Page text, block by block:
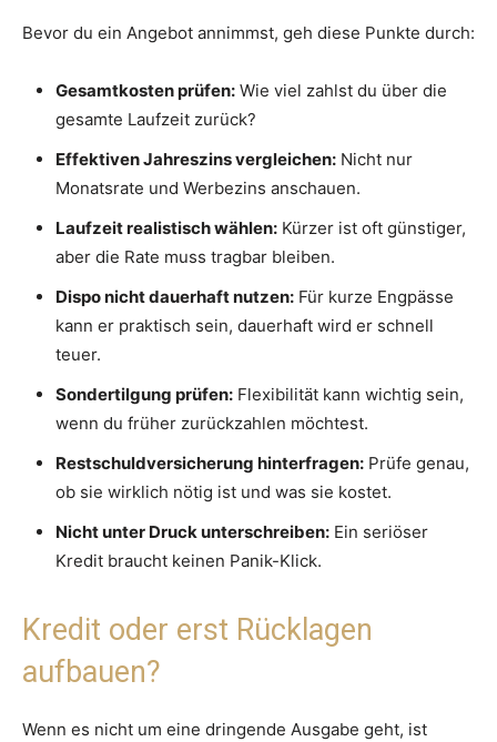
Bevor du ein Angebot annimmst, geh diese Punkte durch:
Gesamtkosten prüfen: Wie viel zahlst du über die
gesamte Laufzeit zurück?
Effektiven Jahreszins vergleichen: Nicht nur
Monatsrate und Werbezins anschauen.
Laufzeit realistisch wählen: Kürzer ist oft günstiger,
aber die Rate muss tragbar bleiben.
Dispo nicht dauerhaft nutzen: Für kurze Engpässe
kann er praktisch sein, dauerhaft wird er schnell
teuer.
Sondertilgung prüfen: Flexibilität kann wichtig sein,
wenn du früher zurückzahlen möchtest.
Restschuldversicherung hinterfragen: Prüfe genau,
ob sie wirklich nötig ist und was sie kostet.
Nicht unter Druck unterschreiben: Ein seriöser
Kredit braucht keinen Panik-Klick.
Kredit oder erst Rücklagen
aufbauen?
Wenn es nicht um eine dringende Ausgabe geht, ist